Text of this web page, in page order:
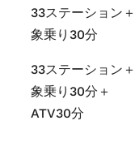
33ステーション＋
象乗り30分
33ステーション＋
象乗り30分＋
ATV30分